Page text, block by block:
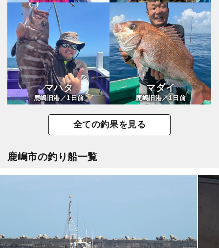
マハタ
鹿嶋旧港／1日前
マダイ
鹿嶋旧港／1日前
全ての釣果を見る
鹿嶋市の釣り船一覧